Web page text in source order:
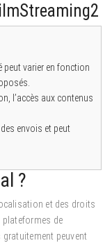
peut varier en fonction
l’accès aux contenus
envois et peut
?
et des droits
plateformes de
peuvent